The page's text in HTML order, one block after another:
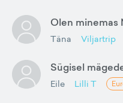
Olen minemas
Täna Viljartrip
Sügisel
Eile Lilli T